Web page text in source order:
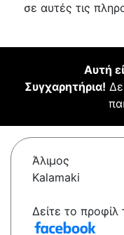
σε αυτές τις
Αυτή
Συγχαρητήρια!
Άλιμος
Kalamaki
Δείτε το προφίλ